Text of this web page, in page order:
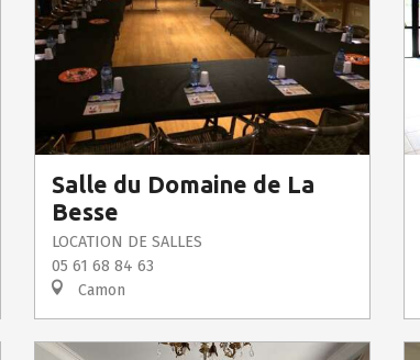
Salle du Domaine de La
Besse
LOCATION DE SALLES
05 61 68 84 63
Camon